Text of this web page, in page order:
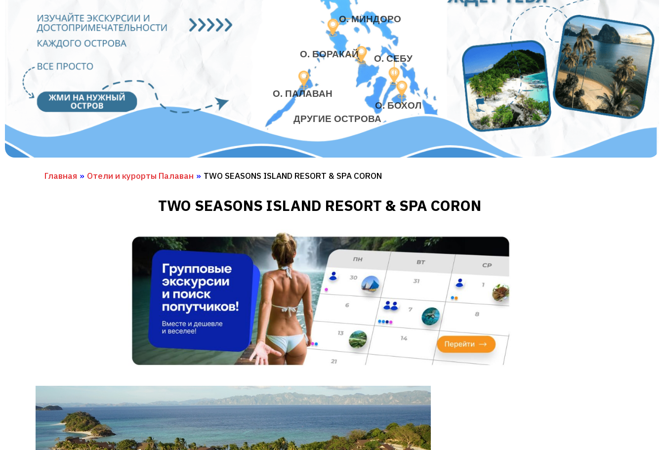
О. МИНДОРО
О. БОРАКАЙ
О. ПАЛАВАН
О. СЕБУ
О. БОХОЛ
ДРУГИЕ ОСТРОВА
Главная » Отели и курорты Палаван » TWO SEASONS ISLAND RESORT & SPA CORON
TWO SEASONS ISLAND RESORT & SPA CORON